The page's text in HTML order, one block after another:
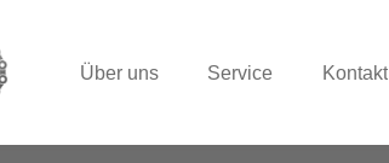
Über uns Service Kontakt